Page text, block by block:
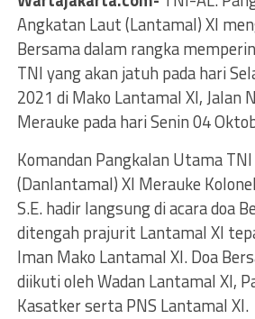
Angkatan Laut (Lantamal) XI
Bersama dalam rangka
TNI yang akan jatuh pada hari
2021 di Mako Lantamal XI, Jalan
Merauke pada hari Senin 04
Komandan Pangkalan Utama
(Danlantamal) XI Merauke
S.E. hadir langsung di acara doa
ditengah prajurit Lantamal XI
Iman Mako Lantamal XI. Doa
diikuti oleh Wadan Lantamal XI,
Kasatker serta PNS Lantamal XI.